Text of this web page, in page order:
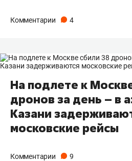
Комментарии 4
На подлете к
дронов за день – в
Казани
московские рейсы
Комментарии 9